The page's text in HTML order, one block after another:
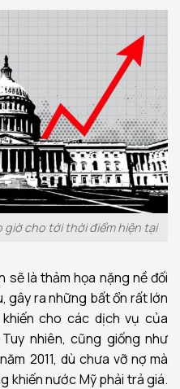
cho tới thời điểm hiện tại
sẽ là thảm họa nặng nề đối
gây ra những bất ổn rất lớn
cho các dịch vụ của
nhiên, cũng giống như
2011, dù chưa vỡ nợ mà
khiến nước Mỹ phải trả giá.